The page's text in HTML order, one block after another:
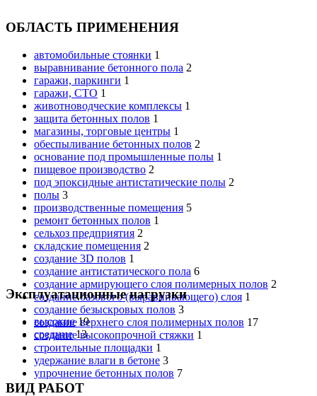
ОБЛАСТЬ ПРИМЕНЕНИЯ
автомобильные стоянки 1
выравнивание бетонного пола 2
гаражи, паркинги 1
гаражи, СТО 1
животноводческие комплексы 1
защита бетонных полов 1
магазины, торговые центры 1
обеспыливание бетонных полов 2
основание под промышленные полы 1
пищевое производство 2
под эпоксидные антистатические полы 2
полы 3
производственные помещения 5
ремонт бетонных полов 1
сельхоз предприятия 2
складские помещения 2
создание 3D полов 1
создание антистатического пола 6
создание армирующего слоя полимерных полов 2
создание базового (выравнивающего) слоя 1
создание безыскровых полов 3
создание верхнего слоя полимерных полов 17
создание высокопрочной стяжки 1
строительные площадки 1
удержание влаги в бетоне 3
упрочнение бетонных полов 7
Эксплуатационные нагрузки
высокие 19
средние 13
ВИД РАБОТ